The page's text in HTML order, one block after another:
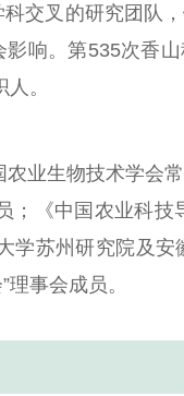
交叉的研究团队
影响。第535次香
。
农业生物技术学会
《中国农业科技
学苏州研究院及安
”理事会成员。